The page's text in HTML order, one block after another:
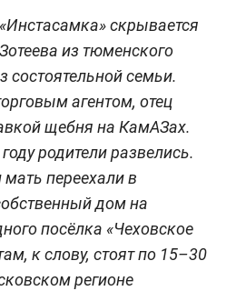
скрывается
из тюменского
состоятельной семьи.
агентом, отец
щебня на КамАЗах.
родители развелись.
переехали в
дом на
посёлка «Чеховское
к слову, стоят по 15–30
регионе